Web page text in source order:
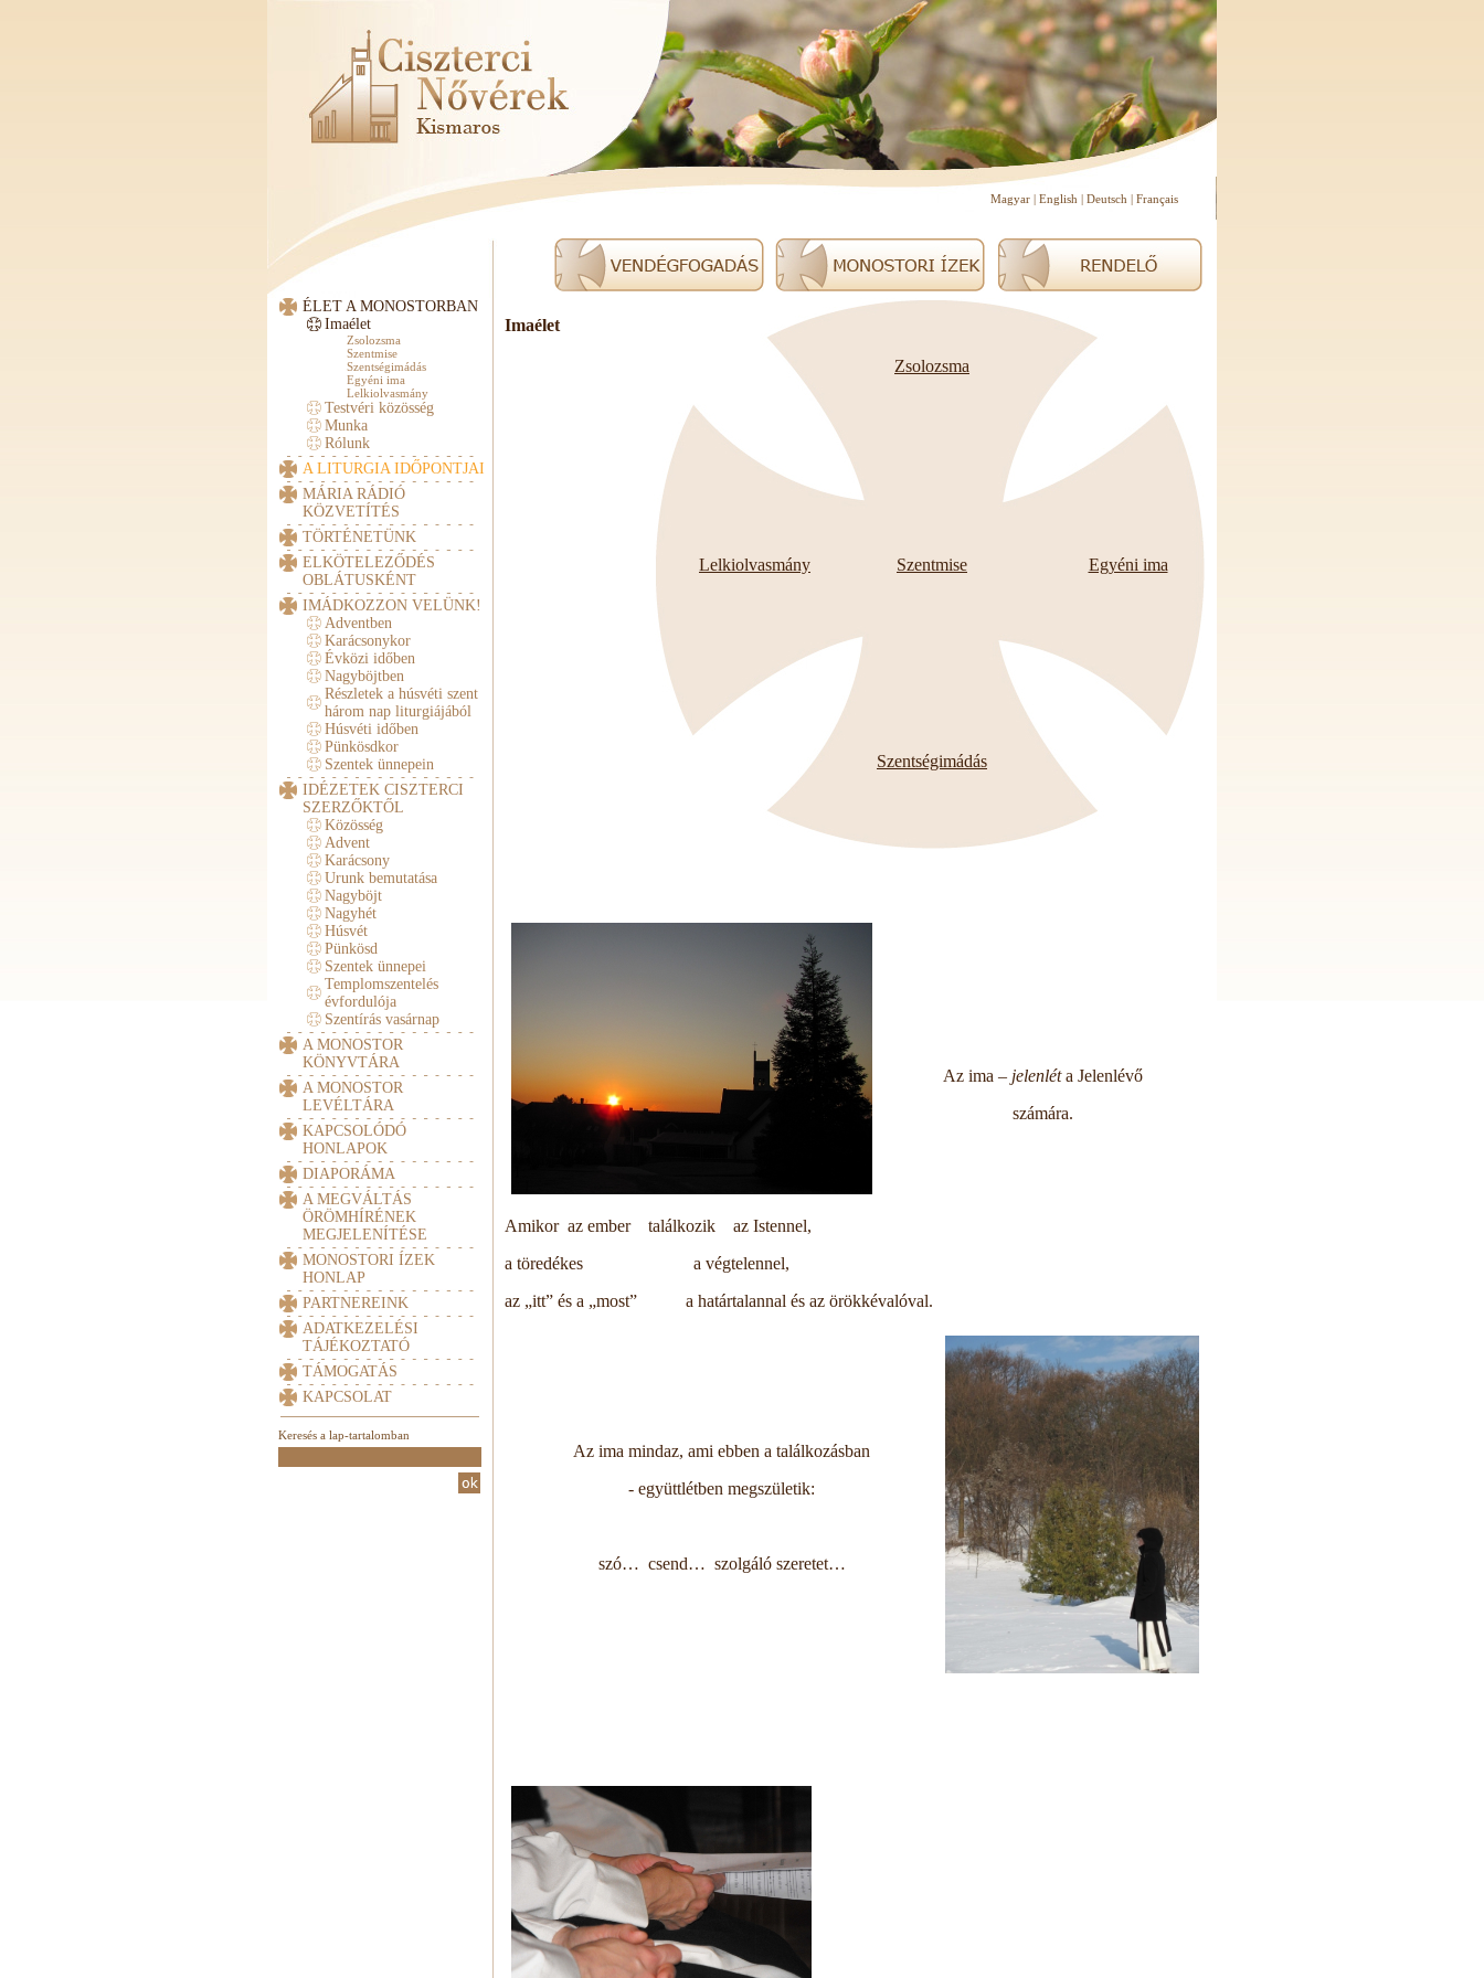
Magyar | English | Deutsch | Français
ÉLET A MONOSTORBAN
Imaélet
Zsolozsma
Szentmise
Szentségimádás
Egyéni ima
Lelkiolvasmány
Testvéri közösség
Munka
Rólunk
A LITURGIA IDŐPONTJAI
MÁRIA RÁDIÓ
KÖZVETÍTÉS
TÖRTÉNETÜNK
ELKÖTELEZŐDÉS
OBLÁTUSKÉNT
IMÁDKOZZON VELÜNK!
Adventben
Karácsonykor
Évközi időben
Nagyböjtben
Részletek a húsvéti szent
három nap liturgiájából
Húsvéti időben
Pünkösdkor
Szentek ünnepein
IDÉZETEK CISZTERCI
SZERZŐKTŐL
Közösség
Advent
Karácsony
Urunk bemutatása
Nagyböjt
Nagyhét
Húsvét
Pünkösd
Szentek ünnepei
Templomszentelés
évfordulója
Szentírás vasárnap
A MONOSTOR
KÖNYVTÁRA
A MONOSTOR
LEVÉLTÁRA
KAPCSOLÓDÓ
HONLAPOK
DIAPORÁMA
A MEGVÁLTÁS
ÖRÖMHÍRÉNEK
MEGJELENÍTÉSE
MONOSTORI ÍZEK
HONLAP
PARTNEREINK
ADATKEZELÉSI
TÁJÉKOZTATÓ
TÁMOGATÁS
KAPCSOLAT
Keresés a lap-tartalomban
Imaélet
Zsolozsma
Lelkiolvasmány Szentmise Egyéni ima
Szentségimádás
Az ima – jelenléta Jelenlévő
számára.
Amikor az ember találkozik az Istennel,
a töredékes a végtelennel,
az „itt” és a „most” a határtalannal és az örökkévalóval.
Az ima mindaz, ami ebben a találkozásban
- együttlétben megszületik:
szó… csend… szolgáló szeretet…